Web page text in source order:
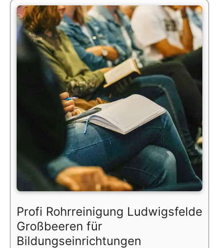
Profi Rohrreinigung Ludwigsfelde
Großbeeren für
Bildungseinrichtungen